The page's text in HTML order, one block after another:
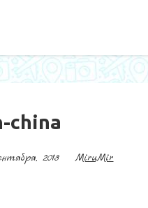
china
2018 MiruMir